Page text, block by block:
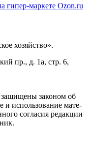
хозяйство».
пр., д. 1а, стр. 6,
зако­ном об
и исполь­зо­ва­ние мате­
согла­сия редак­ции